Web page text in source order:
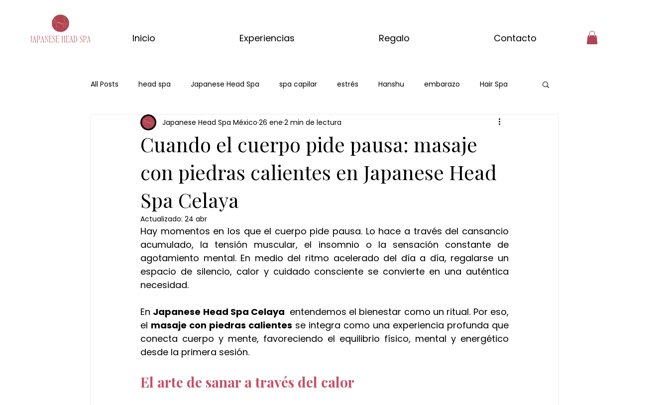
Inicio Experiencias Regalo Contacto
All Posts head spa Japanese Head Spa spa capilar estrés Hanshu embarazo Hair Spa
san valentin regalo Celaya
Cuando el cuerpo pide pausa: masaje
con piedras calientes en Japanese Head
Spa Celaya
Japanese Head Spa México 26 ene 2 min de lectura
Actualizado: 24 abr
Hay momentos en los que el cuerpo pide pausa. Lo hace a través del cansancio
acumulado, la tensión muscular, el insomnio o la sensación constante de
agotamiento mental. En medio del ritmo acelerado del día a día, regalarse un
espacio de silencio, calor y cuidado consciente se convierte en una auténtica
necesidad.
En Japanese Head Spa Celaya entendemos el bienestar como un ritual. Por eso,
el masaje con piedras calientes se integra como una experiencia profunda que
conecta cuerpo y mente, favoreciendo el equilibrio físico, mental y energético
desde la primera sesión.
El arte de sanar a través del calor